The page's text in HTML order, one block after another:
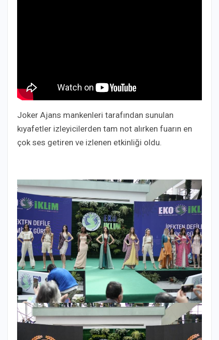
Joker Ajans mankenleri tarafından sunulan
kıyafetler izleyicilerden tam not alırken fuarın en
çok ses getiren ve izlenen etkinliği oldu.